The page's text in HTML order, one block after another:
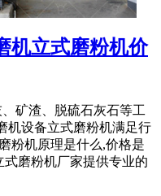
机立式磨粉机价
矿渣、脱硫石灰石等工
机设备立式磨粉机满足行
粉机原理是什么,价格是
磨粉机厂家提供专业的